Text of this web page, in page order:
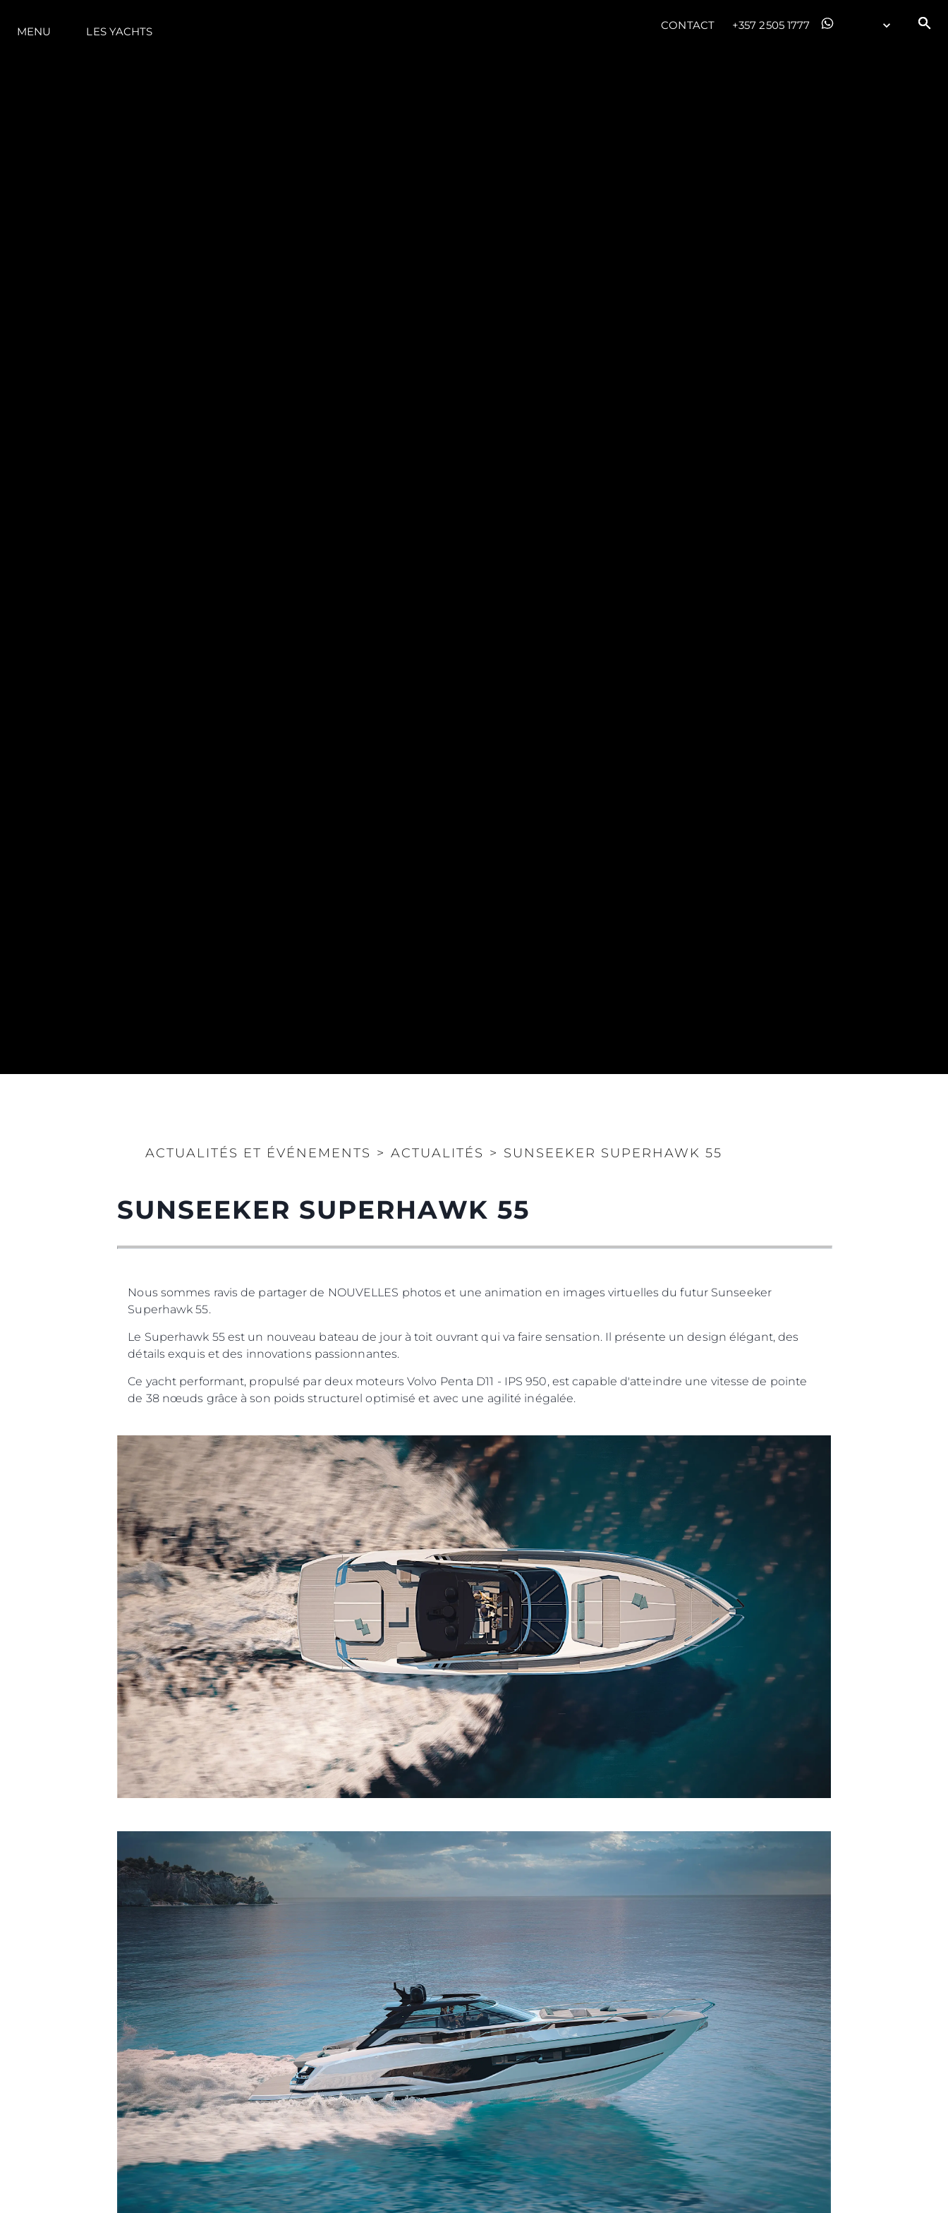
MENU LES YACHTS CONTACT +357 2505 1777
ACTUALITÉS ET ÉVÉNEMENTS > ACTUALITÉS > SUNSEEKER SUPERHAWK 55
SUNSEEKER SUPERHAWK 55
Nous sommes ravis de partager de NOUVELLES photos et une animation en images virtuelles du futur Sunseeker
Superhawk 55.
Le Superhawk 55 est un nouveau bateau de jour à toit ouvrant qui va faire sensation. Il présente un design élégant, des
détails exquis et des innovations passionnantes.
Ce yacht performant, propulsé par deux moteurs Volvo Penta D11 - IPS 950, est capable d'atteindre une vitesse de pointe
de 38 nœuds grâce à son poids structurel optimisé et avec une agilité inégalée.
Information
Contact
Préférences De Cookies
Droits Juridiques
CONFIDENTIALITÉ
TERMES ET CONDITIONS
POLITIQUE DE COOKIES
La Société
Charter - Location
Événements
Notre Équipe
Style De Vie
Notre Héritage
Estimez Votre Bateau